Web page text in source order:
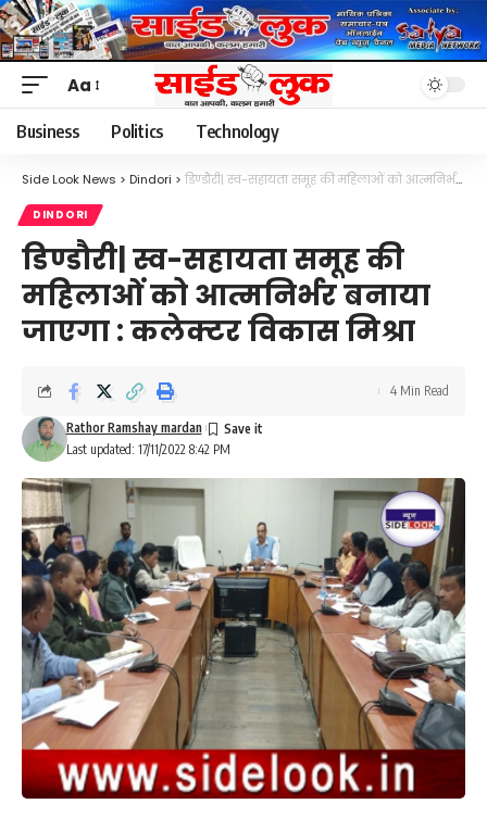
Font
Resizer
Aa
Business Politics Technology
Side Look News > Dindori > डिण्डौरी| स्व-सहायता समूह की महिलाओं को आत्मनिर्भर बनाया जाएगा : कलेक्टर विकास मिश्रा
DINDORI
डिण्डौरी| स्व-सहायता समूह की
महिलाओं को आत्मनिर्भर बनाया
जाएगा : कलेक्टर विकास मिश्रा
Last updated: 17/11/2022 8:42 PM
Rathor Ramshay mardan
4 Min Read